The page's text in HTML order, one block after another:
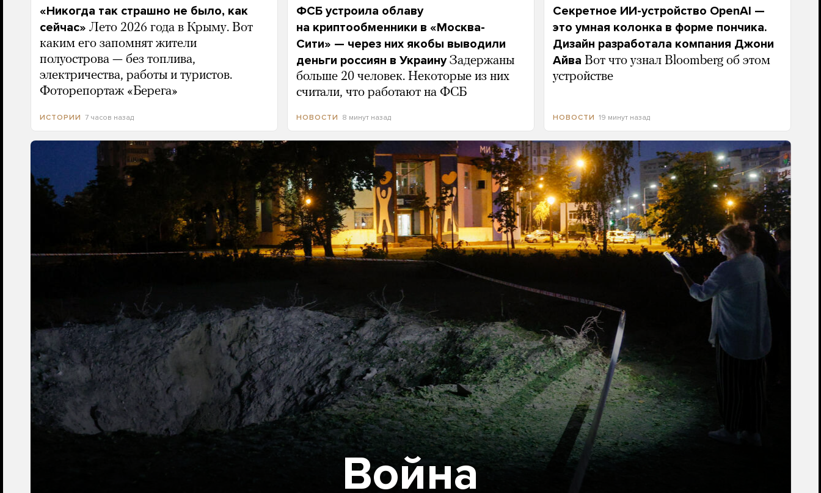
«Никогда так страшно не было, как
сейчас» Лето 2026 года в Крыму. Вот
каким его запомнят жители
полуострова — без топлива,
электричества, работы и туристов.
Фоторепортаж «Берега»
ИСТОРИИ 7 часов назад
ФСБ устроила облаву
на криптообменники в «Москва-
Сити» — через них якобы выводили
деньги россиян в Украину Задержаны
больше 20 человек. Некоторые из них
считали, что работают на ФСБ
НОВОСТИ 8 минут назад
Секретное ИИ-устройство OpenAI —
это умная колонка в форме пончика.
Дизайн разработала компания Джони
Айва Вот что узнал Bloomberg об этом
устройстве
НОВОСТИ 19 минут назад
Война